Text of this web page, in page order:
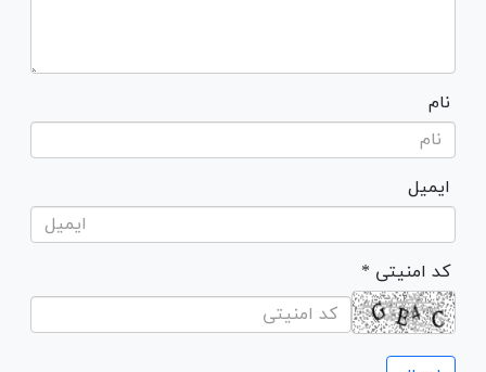
نام
ایمیل
* کد امنیتی